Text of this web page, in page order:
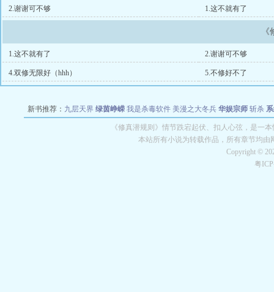
2.谢谢可不够 1.这不就有了
1.这不就有了 2.谢谢可不够
4.双修无限好（hhh） 5.不修好不了
新书推荐： 九层天界 绿茵峥嵘 我是杀毒软件 美漫之大冬兵 华娱宗师 斩杀
教练万岁 都市全能巨星 绝对交易 全职武神 位面复
《修真潜规则》情节跌宕起伏、扣人心弦，是一
本站所有小说为转载作品，所有章节均
Copyright ©
粤